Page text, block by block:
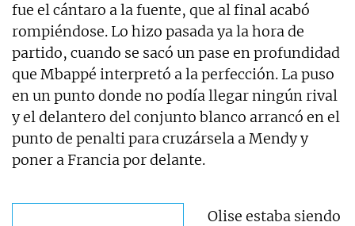
fue el cántaro a la fuente, que al final acabó
rompiéndose. Lo hizo pasada ya la hora de
partido, cuando se sacó un pase en profundidad
que Mbappé interpretó a la perfección. La puso
en un punto donde no podía llegar ningún rival
y el delantero del conjunto blanco arrancó en el
punto de penalti para cruzársela a Mendy y
poner a Francia por delante.
Olise estaba siendo